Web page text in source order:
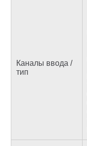
Каналы ввода /
тип